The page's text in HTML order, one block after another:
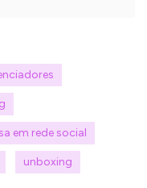
em rede social
unboxing